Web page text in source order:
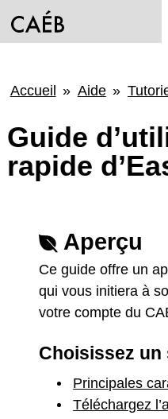
Fil
Accueil Aide
Guide
rapide
Aperçu
Ce guide offre un
qui vous initiera à
votre compte du
Choisissez un
Principales
Téléchargez